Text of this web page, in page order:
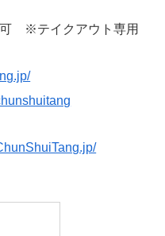
可 ※テイクアウト専用